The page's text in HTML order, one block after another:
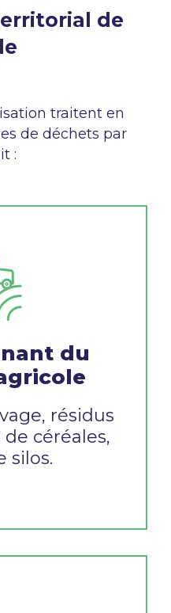
de
traitent en
de déchets par
:
du
résidus
de céréales,
silos.